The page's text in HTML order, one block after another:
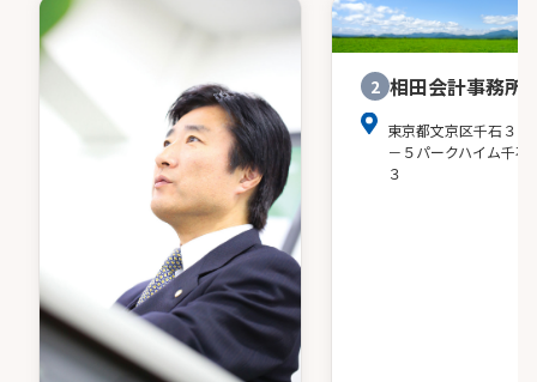
2 相田会計事務所
東京都文京区千石３－
－５パークハイム千石
３